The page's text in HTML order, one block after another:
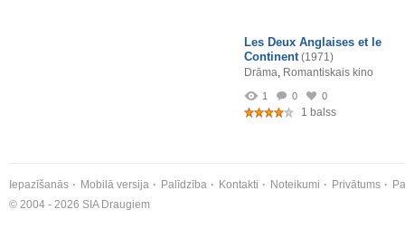
Les Deux Anglaises et le
Continent (1971)
Drāma, Romantiskais kino
1 0 0
1 balss
Iepazīšanās Mobilā versija Palīdzība Kontakti Noteikumi Privātums
© 2004 - 2026 SIA Draugiem